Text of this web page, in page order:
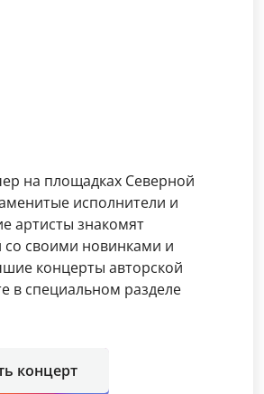
на площадках Северной
исполнители и
артисты знакомят
со своими новинками и
концерты авторской
в специальном разделе
концерт